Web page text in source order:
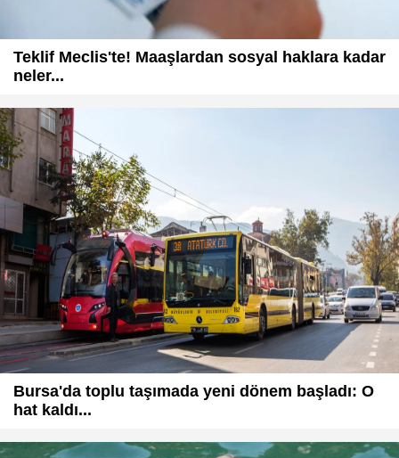
Teklif Meclis'te! Maaşlardan sosyal haklara kadar
neler...
Bursa'da toplu taşımada yeni dönem başladı: O
hat kaldı...